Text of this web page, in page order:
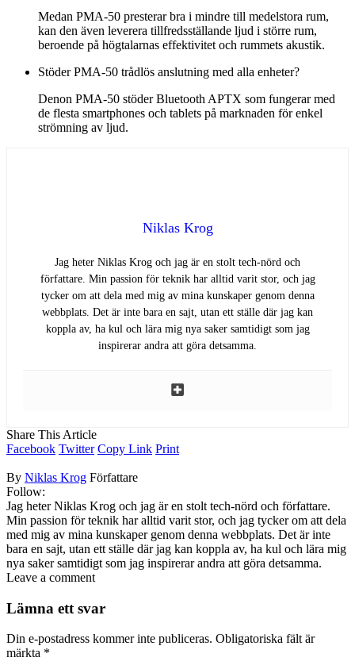
Medan PMA-50 presterar bra i mindre till medelstora rum,
kan den även leverera tillfredsställande ljud i större rum,
beroende på högtalarnas effektivitet och rummets akustik.
Stöder PMA-50 trådlös anslutning med alla enheter?
Denon PMA-50 stöder Bluetooth APTX som fungerar med
de flesta smartphones och tablets på marknaden för enkel
strömning av ljud.
Niklas Krog
Jag heter Niklas Krog och jag är en stolt tech-nörd och
författare. Min passion för teknik har alltid varit stor, och jag
tycker om att dela med mig av mina kunskaper genom denna
webbplats. Det är inte bara en sajt, utan ett ställe där jag kan
koppla av, ha kul och lära mig nya saker samtidigt som jag
inspirerar andra att göra detsamma.
Share This Article
Facebook Twitter Copy Link Print
By Niklas Krog Författare
Follow:
Jag heter Niklas Krog och jag är en stolt tech-nörd och författare.
Min passion för teknik har alltid varit stor, och jag tycker om att dela
med mig av mina kunskaper genom denna webbplats. Det är inte
bara en sajt, utan ett ställe där jag kan koppla av, ha kul och lära mig
nya saker samtidigt som jag inspirerar andra att göra detsamma.
Leave a comment
Lämna ett svar
Din e-postadress kommer inte publiceras. Obligatoriska fält är
märkta *